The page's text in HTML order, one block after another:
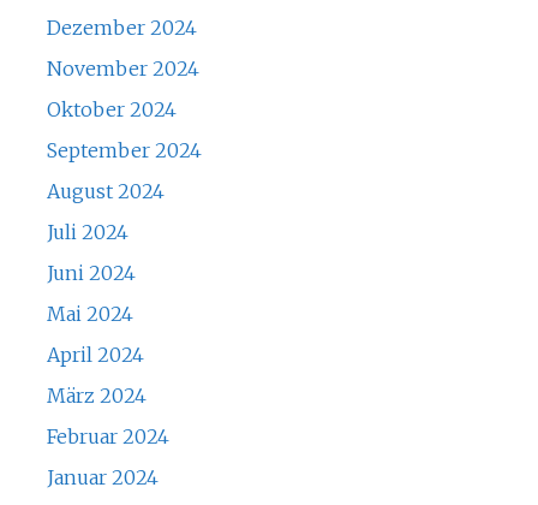
Dezember 2024
November 2024
Oktober 2024
September 2024
August 2024
Juli 2024
Juni 2024
Mai 2024
April 2024
März 2024
Februar 2024
Januar 2024